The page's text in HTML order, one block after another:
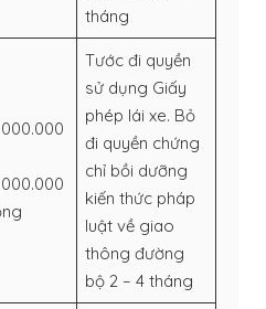
tháng
Tước đi quyền
sử dụng Giấy
phép lái xe. Bỏ
đi quyền chứng
chỉ bồi dưỡng
kiến thức pháp
luật về giao
thông đường
bộ 2 – 4 tháng